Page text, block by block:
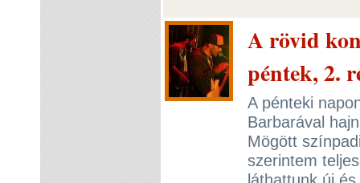
A rövid
péntek, 2.
A pénteki
Barbarával
Mögött
szerintem